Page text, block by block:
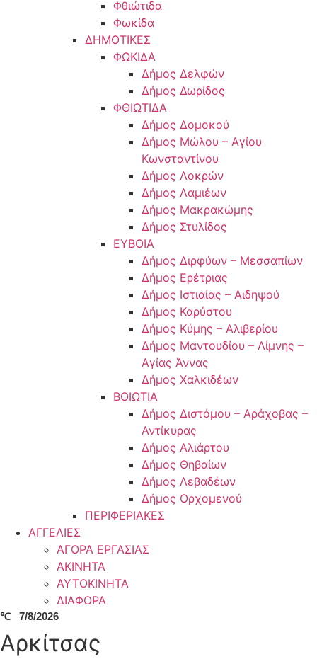
Φθιώτιδα
Φωκίδα
ΔΗΜΟΤΙΚΕΣ
ΦΩΚΙΔΑ
Δήμος Δελφών
Δήμος Δωρίδος
ΦΘΙΩΤΙΔΑ
Δήμος Δομοκού
Δήμος Μώλου – Αγίου
Κωνσταντίνου
Δήμος Λοκρών
Δήμος Λαμιέων
Δήμος Μακρακώμης
Δήμος Στυλίδος
ΕΥΒΟΙΑ
Δήμος Διρφύων – Μεσσαπίων
Δήμος Ερέτριας
Δήμος Ιστιαίας – Αιδηψού
Δήμος Καρύστου
Δήμος Κύμης – Αλιβερίου
Δήμος Μαντουδίου – Λίμνης –
Αγίας Άννας
Δήμος Χαλκιδέων
ΒΟΙΩΤΙΑ
Δήμος Διστόμου – Αράχοβας –
Αντίκυρας
Δήμος Αλιάρτου
Δήμος Θηβαίων
Δήμος Λεβαδέων
Δήμος Ορχομενού
ΠΕΡΙΦΕΡΙΑΚΕΣ
ΑΓΓΕΛΙΕΣ
ΑΓΟΡΑ ΕΡΓΑΣΙΑΣ
ΑΚΙΝΗΤΑ
ΑΥΤΟΚΙΝΗΤΑ
ΔΙΑΦΟΡΑ
℃ 7/8/2026
Αρκίτσας